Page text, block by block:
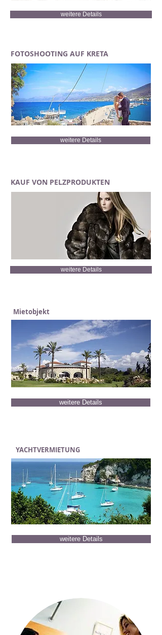
weitere Details
FOTOSHOOTING AUF KRETA
weitere Details
KAUF VON PELZPRODUKTEN
weitere Details
Mietobjekt
weitere Details
YACHTVERMIETUNG
weitere Details